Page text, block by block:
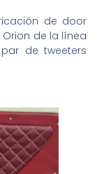
de door
de la línea
de tweeters